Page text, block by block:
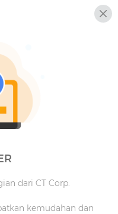
dari CT Corp.
kemudahan dan